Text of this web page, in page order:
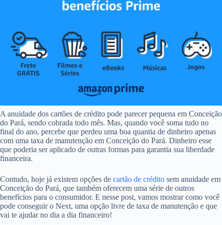
A anuidade dos cartões de crédito pode parecer pequena em Conceição
do Pará, sendo cobrada todo mês. Mas, quando você soma tudo no
final do ano, percebe que perdeu uma boa quantia de dinheiro apenas
com uma taxa de manutenção em Conceição do Pará. Dinheiro esse
que poderia ser aplicado de outras formas para garantia sua liberdade
financeira.
Contudo, hoje já existem opções de cartão de crédito sem anuidade em
Conceição do Pará, que também oferecem uma série de outros
benefícios para o consumidor. E nesse post, vamos mostrar como você
pode conseguir o Next, uma opção livre de taxa de manutenção e que
vai te ajudar no dia a dia financeiro!